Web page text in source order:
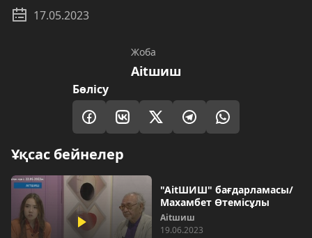
17.05.2023
Жоба
Aitшиш
Бөлісу
Ұқсас бейнелер
"AitШИШ" бағдарламасы/
Махамбет Өтемісұлы
Aitшиш
19.06.2023